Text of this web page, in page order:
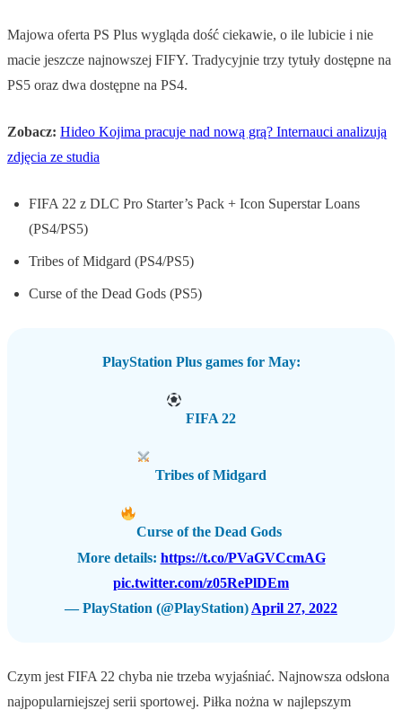
Majowa oferta PS Plus wygląda dość ciekawie, o ile lubicie i nie
macie jeszcze najnowszej FIFY. Tradycyjnie trzy tytuły dostępne na
PS5 oraz dwa dostępne na PS4.
Zobacz: Hideo Kojima pracuje nad nową grą? Internauci analizują
zdjęcia ze studia
FIFA 22 z DLC Pro Starter’s Pack + Icon Superstar Loans
(PS4/PS5)
Tribes of Midgard (PS4/PS5)
Curse of the Dead Gods (PS5)
PlayStation Plus games for May:
FIFA 22
Tribes of Midgard
Curse of the Dead Gods
More details: https://t.co/PVaGVCcmAG
pic.twitter.com/z05RePlDEm
— PlayStation (@PlayStation) April 27, 2022
Czym jest FIFA 22 chyba nie trzeba wyjaśniać. Najnowsza odsłona
najpopularniejszej serii sportowej. Piłka nożna w najlepszym